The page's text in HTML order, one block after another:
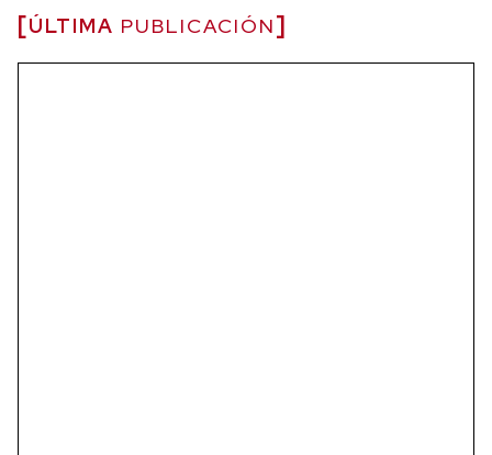
ÚLTIMA PUBLICACIÓN